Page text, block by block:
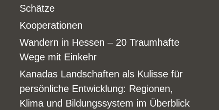
Schätze
Kooperationen
Wandern in Hessen – 20 Traumhafte
Wege mit Einkehr
Kanadas Landschaften als Kulisse für
persönliche Entwicklung: Regionen,
Klima und Bildungssystem im Überblick